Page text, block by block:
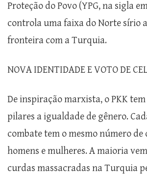
Proteção do Povo (YPG, na sigla
controla uma faixa do Norte sírio
fronteira com a Turquia.
NOVA IDENTIDADE E VOTO DE
De inspiração marxista, o PKK
pilares a igualdade de gênero.
combate tem o mesmo número de
homens e mulheres. A maioria
curdas massacradas na Turquia